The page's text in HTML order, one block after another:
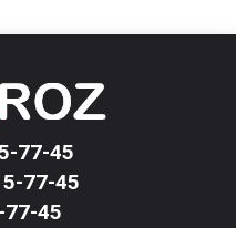
77-45
77-45
45